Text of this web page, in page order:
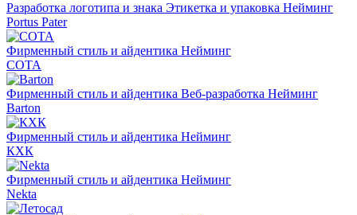
Разработка логотипа и знака Этикетка и упаковка Нейминг
Portus Pater
Фирменный стиль и айдентика Нейминг
СОТА
Фирменный стиль и айдентика Веб-разработка Нейминг
Barton
Фирменный стиль и айдентика Нейминг
КХК
Фирменный стиль и айдентика Нейминг
Nekta